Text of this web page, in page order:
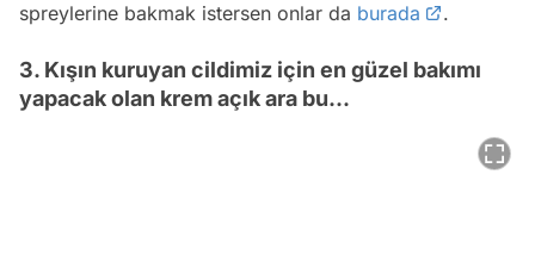
spreylerine bakmak istersen onlar da burada .
3. Kışın kuruyan cildimiz için en güzel bakımı
yapacak olan krem açık ara bu...